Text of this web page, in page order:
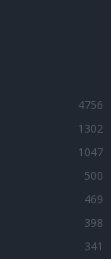
4756
1302
1047
500
469
398
341